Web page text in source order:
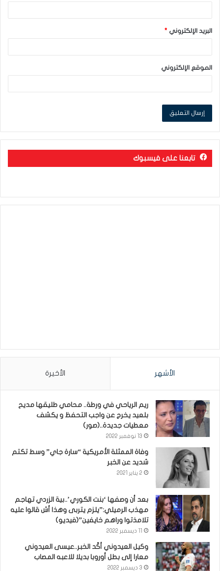
البريد الإلكتروني *
الموقع الإلكتروني
تابعنا على فيسبوك
الأشهر الأخيرة
ريم الرياحي في ورطة.. محامي طليقها مديح
بلعيد يخرج عن واجب التحفظ و يكشف
معطيات جديدة..(صور)
13 نوفمبر 2022
وفاة الممثلة الأمريكية “سارة جاي” وسط تكتم
شديد عن الخبر
2 يناير 2021
بعد أن وصفها ‘بنت الكوري’..بية الزردي تهاجم
مهذب الرميلي:”يلزم يتربى وهذا أش قالوا عليه
تلامذتوا وراهم خايفين”(فيديو)
وكيل العيدوني أكّد الخبر..عيسى العيدوني
معارا إلى بطل أوروبا بديلا للاعبه المصاب
3 ديسمبر 2022